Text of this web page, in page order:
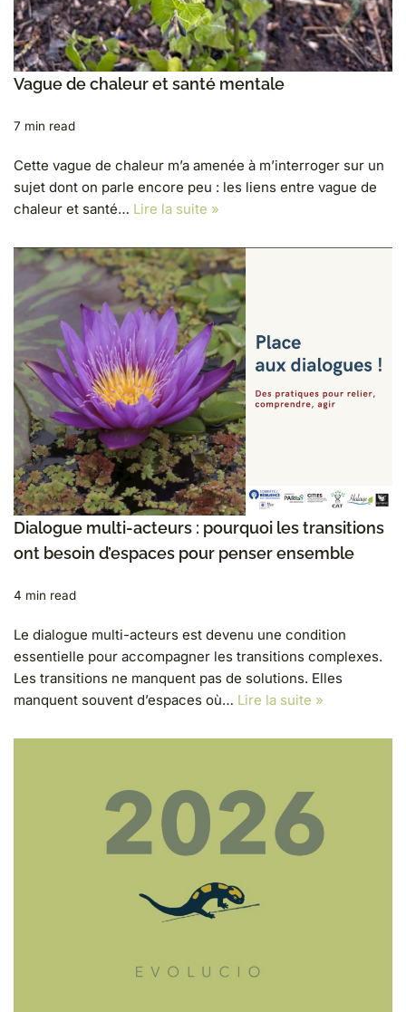
Vague de chaleur et santé mentale
7 min read
Cette vague de chaleur m’a amenée à m’interroger sur un
sujet dont on parle encore peu : les liens entre vague de
chaleur et santé… Lire la suite »
Dialogue multi-acteurs : pourquoi les transitions
ont besoin d’espaces pour penser ensemble
4 min read
Le dialogue multi-acteurs est devenu une condition
essentielle pour accompagner les transitions complexes.
Les transitions ne manquent pas de solutions. Elles
manquent souvent d’espaces où… Lire la suite »